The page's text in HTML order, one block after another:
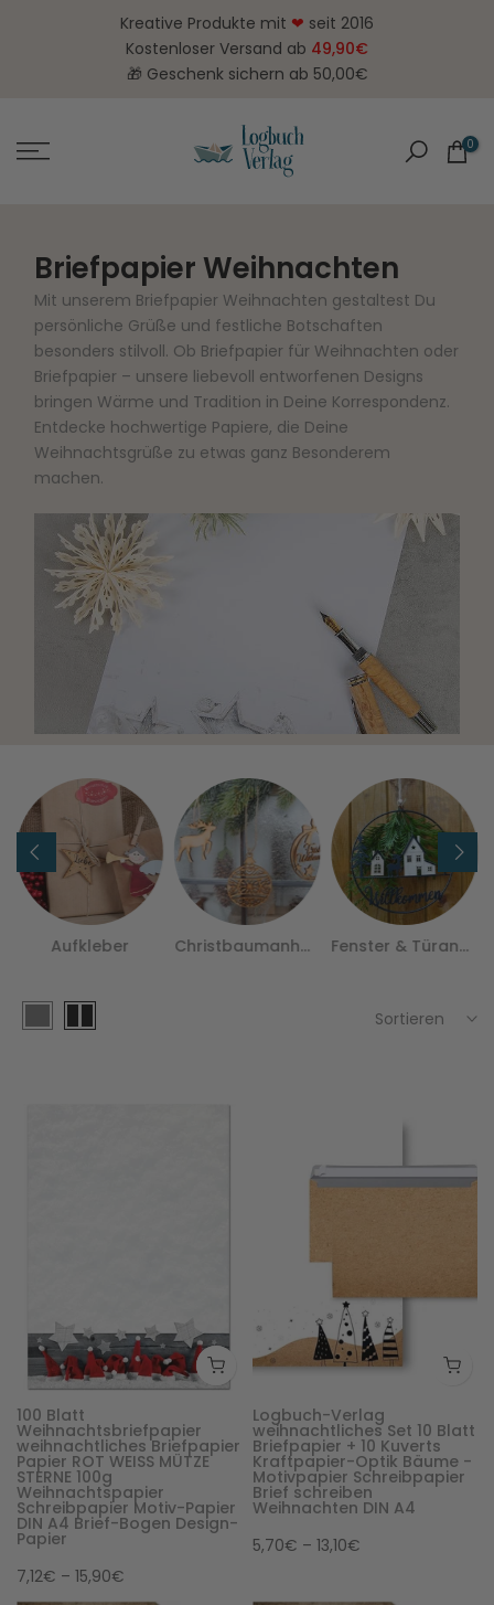
Kreative Produkte mit ❤ seit 2016
Kostenloser Versand ab 49,90€
🎁 Geschenk sichern ab 50,00€
0
Briefpapier Weihnachten
Mit unserem Briefpapier Weihnachten gestaltest Du
persönliche Grüße und festliche Botschaften
besonders stilvoll. Ob Briefpapier für Weihnachten oder
Briefpapier – unsere liebevoll entworfenen Designs
bringen Wärme und Tradition in Deine Korrespondenz.
Entdecke hochwertige Papiere, die Deine
Weihnachtsgrüße zu etwas ganz Besonderem
machen.
Aufkleber Christbaumanhänger Fenster & Türanhänger
Sortieren
100 Blatt
Weihnachtsbriefpapier
weihnachtliches Briefpapier
Papier ROT WEISS MÜTZE
STERNE 100g
Weihnachtspapier
Schreibpapier Motiv-Papier
DIN A4 Brief-Bogen Design-
Papier
7,12€ – 15,90€
Logbuch-Verlag
weihnachtliches Set 10 Blatt
Briefpapier + 10 Kuverts
Kraftpapier-Optik Bäume -
Motivpapier Schreibpapier
Brief schreiben
Weihnachten DIN A4
5,70€ – 13,10€